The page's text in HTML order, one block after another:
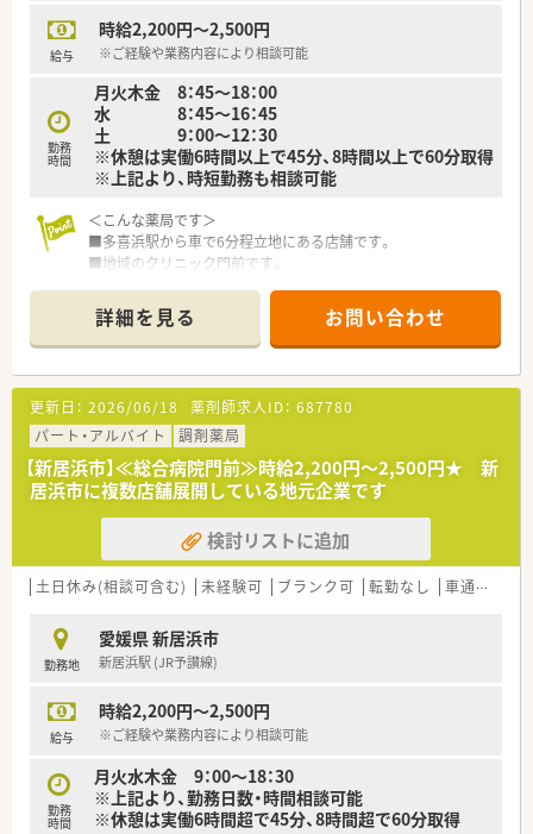
らサービスを生み出す姿勢」を重視。
■地域により差は御座いますが、病院前・クリニック前が6：4の
■2019年 0402通知を受けより薬剤師業務を対人業務にシフ
トさせる為、調剤補助の研修所を兵庫県に設立。
社内で定められた研修を受けた調剤事務さんが積極的にフォ
ローアップしてくださる環境作りを進めています。
給与
時給2,200円～2,500円
※ご経験や業務内容により相談可能
勤務
時間
月火木金 8：45～18：00
水 8：45～16：45
土 9：00～12：30
※休憩は実働6時間以上で45分、8時間以上で60分取得
※上記より、時短勤務も相談可能
＜こんな薬局です＞
■多喜浜駅から車で6分程立地にある店舗です。
■地域のクリニック門前です。
■薬剤師：正社員 1名、 パート 1名
■事務 1名
＜業務内容＞
■調剤・監査・投薬・薬歴管理 等
■処方箋枚数50枚/日
＜こんな方におススメ＞
■地元企業で腰を据えて働きたい方
■クリニック門前をご希望の方
■プライベートとのメリハリをつけたい方
などお気軽にお問い合わせください！
詳細を見る お問い合わせ
更新日： 2026/06/18 薬剤師求人ID： 687780
パート・アルバイト
調剤薬局
【新居浜市】≪総合病院門前≫時給2,200円～2,500円★ 新
居浜市に複数店舗展開している地元企業です
検討リストに追加
土日休み(相談可含む) 未経験可 ブランク可 転勤なし 車通勤可
勤務地
愛媛県 新居浜市
新居浜駅 (JR予讃線)
給与
時給2,200円～2,500円
※ご経験や業務内容により相談可能
勤務
時間
月火水木金 9：00～18：30
※上記より、勤務日数・時間相談可能
※休憩は実働6時間超で45分、8時間超で60分取得